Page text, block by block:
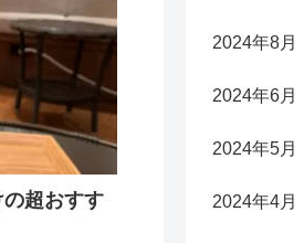
の超おすす
2024年8月
2024年6月
2024年5月
2024年4月